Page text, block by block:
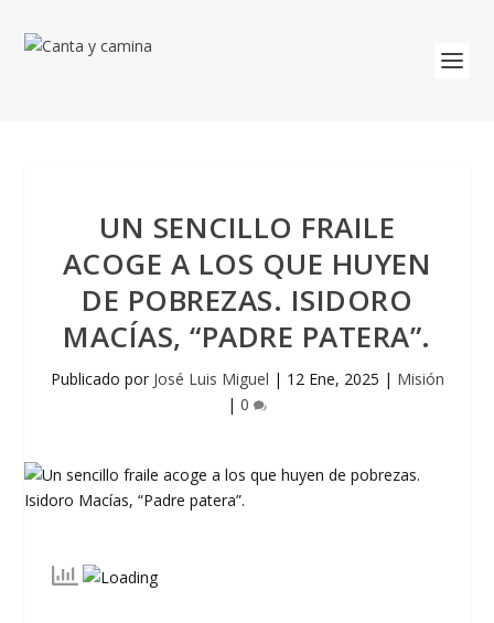
UN SENCILLO FRAILE
ACOGE A LOS QUE HUYEN
DE POBREZAS. ISIDORO
MACÍAS, “PADRE PATERA”.
Publicado por José Luis Miguel | 12 Ene, 2025 | Misión
| 0